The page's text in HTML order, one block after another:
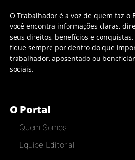
O Trabalhador é a voz de quem faz o
você encontra informações claras,
seus direitos, benefícios e
fique sempre por dentro do que
trabalhador, aposentado ou
sociais.
O Portal
Quem Somos
Equipe Editorial